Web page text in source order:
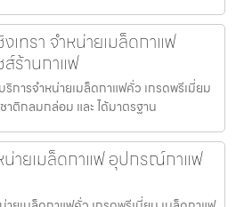
เทรา จำหน่ายเมล็ดกาแฟ
ร้านกาแฟ
การจำหน่ายเมล็ดกาแฟคั่ว เกรดพรีเมี่ยม
ติกลมกล่อม และ ได้มาตรฐาน
น่ายเมล็ดกาแฟ อุปกรณ์กาแฟ